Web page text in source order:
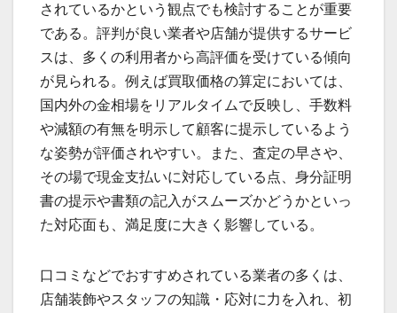
されているかという観点でも検討することが重要
である。評判が良い業者や店舗が提供するサービ
スは、多くの利用者から高評価を受けている傾向
が見られる。例えば買取価格の算定においては、
国内外の金相場をリアルタイムで反映し、手数料
や減額の有無を明示して顧客に提示しているよう
な姿勢が評価されやすい。また、査定の早さや、
その場で現金支払いに対応している点、身分証明
書の提示や書類の記入がスムーズかどうかといっ
た対応面も、満足度に大きく影響している。
口コミなどでおすすめされている業者の多くは、
店舗装飾やスタッフの知識・応対に力を入れ、初